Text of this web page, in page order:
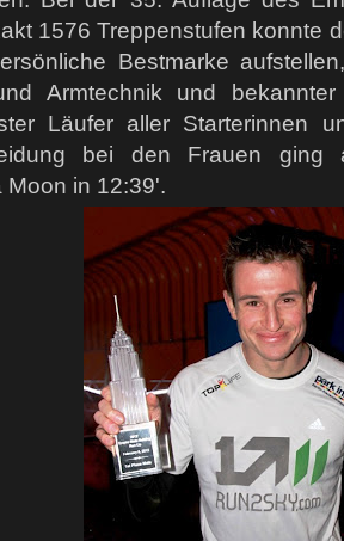
1576 Treppenstufen konnte
Bestmarke
Armtechnik und bekannter
Läufer aller Starterinnen
bei den Frauen ging
Moon in 12:39'.